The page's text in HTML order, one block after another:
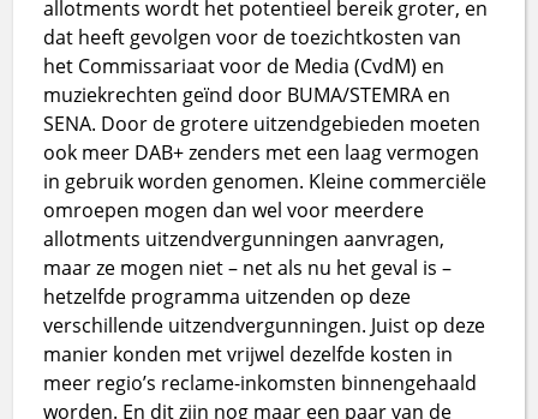
allotments wordt het potentieel bereik groter, en
dat heeft gevolgen voor de toezichtkosten van
het Commissariaat voor de Media (CvdM) en
muziekrechten geïnd door BUMA/STEMRA en
SENA. Door de grotere uitzendgebieden moeten
ook meer DAB+ zenders met een laag vermogen
in gebruik worden genomen. Kleine commerciële
omroepen mogen dan wel voor meerdere
allotments uitzendvergunningen aanvragen,
maar ze mogen niet – net als nu het geval is –
hetzelfde programma uitzenden op deze
verschillende uitzendvergunningen. Juist op deze
manier konden met vrijwel dezelfde kosten in
meer regio’s reclame-inkomsten binnengehaald
worden. En dit zijn nog maar een paar van de